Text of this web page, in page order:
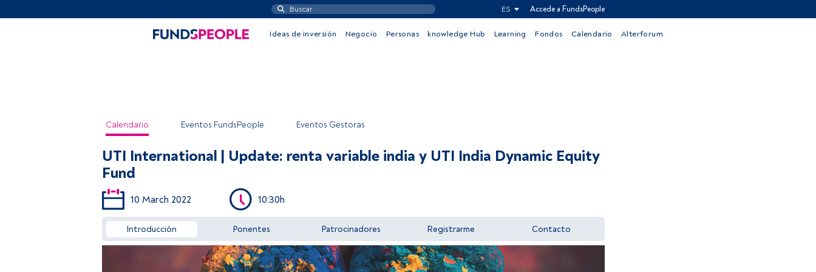
ES Accede a FundsPeople
Ideas de inversión Negocio Personas knowledge Hub Learning Fondos Calendario Alterforum
Calendario Eventos FundsPeople Eventos Gestoras
Acceder a FundsPeople
UTI International | Update: renta variable india y UTI India Dynamic Equity
Fund
10 March 2022 10:30h
Introducción Ponentes Patrocinadores Registrarme Contacto